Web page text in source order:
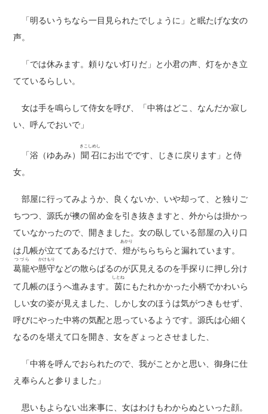
「明るいうちなら一目見られたでしょうに」と眠たげな女の
声。
「では休みます。頼りない灯りだ」と小君の声、灯をかき立
てているらしい。
女は手を鳴らして侍女を呼び、「中将はどこ、なんだか寂し
い、呼んでおいで」
「浴（ゆあみ） 聞召
きこしめし
にお出でです、じきに戻ります」と侍
女。
部屋に行ってみようか、良くないか、いや却って、と独りご
ちつつ、源氏が襖の留め金を引き抜きますと、外からは掛かっ
ていなかったので、開きました。女の臥している部屋の入り口
は几帳が立ててあるだけで、 燈
あかり
がちらちらと漏れています。
葛籠
つづら
や懸守
かけもり
などの散らばるのが仄見えるのを手探りに押し分け
て几帳のほうへ進みます。 茵
しとね
にもたれかかった小柄でかわいら
しい女の姿が見えました、しかし女のほうは気がつきもせず、
呼びにやった中将の気配と思っているようです。源氏は心細く
なるのを堪えて口を開き、女をぎょっとさせました、
「中将を呼んでおられたので、我がことかと思い、御身に仕
え奉らんと参りました」
思いもよらない出来事に、女はわけもわからぬといった顔。